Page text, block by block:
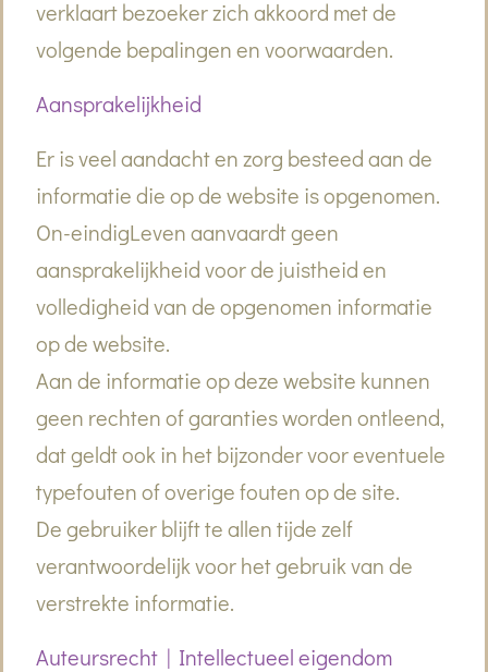
verklaart bezoeker zich akkoord met de
volgende bepalingen en voorwaarden.
Aansprakelijkheid
Er is veel aandacht en zorg besteed aan de
informatie die op de website is opgenomen.
On-eindigLeven aanvaardt geen
aansprakelijkheid voor de juistheid en
volledigheid van de opgenomen informatie
op de website.
Aan de informatie op deze website kunnen
geen rechten of garanties worden ontleend,
dat geldt ook in het bijzonder voor eventuele
typefouten of overige fouten op de site.
De gebruiker blijft te allen tijde zelf
verantwoordelijk voor het gebruik van de
verstrekte informatie.
Auteursrecht | Intellectueel eigendom